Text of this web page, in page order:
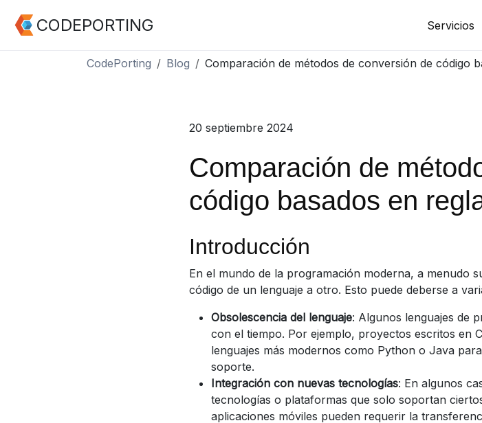
CODEPORTING Servicios
CodePorting Blog Comparación de métodos de conversión de código
20 septiembre 2024
Comparación de
código basados en
Introducción
En el mundo de la programación moderna, a menudo
código de un lenguaje a otro. Esto puede deberse a
Obsolescencia del lenguaje: Algunos lenguajes de
con el tiempo. Por ejemplo, proyectos escritos en
lenguajes más modernos como Python o Java
soporte.
Integración con nuevas tecnologías: En algunos
tecnologías o plataformas que solo soportan
aplicaciones móviles pueden requerir la